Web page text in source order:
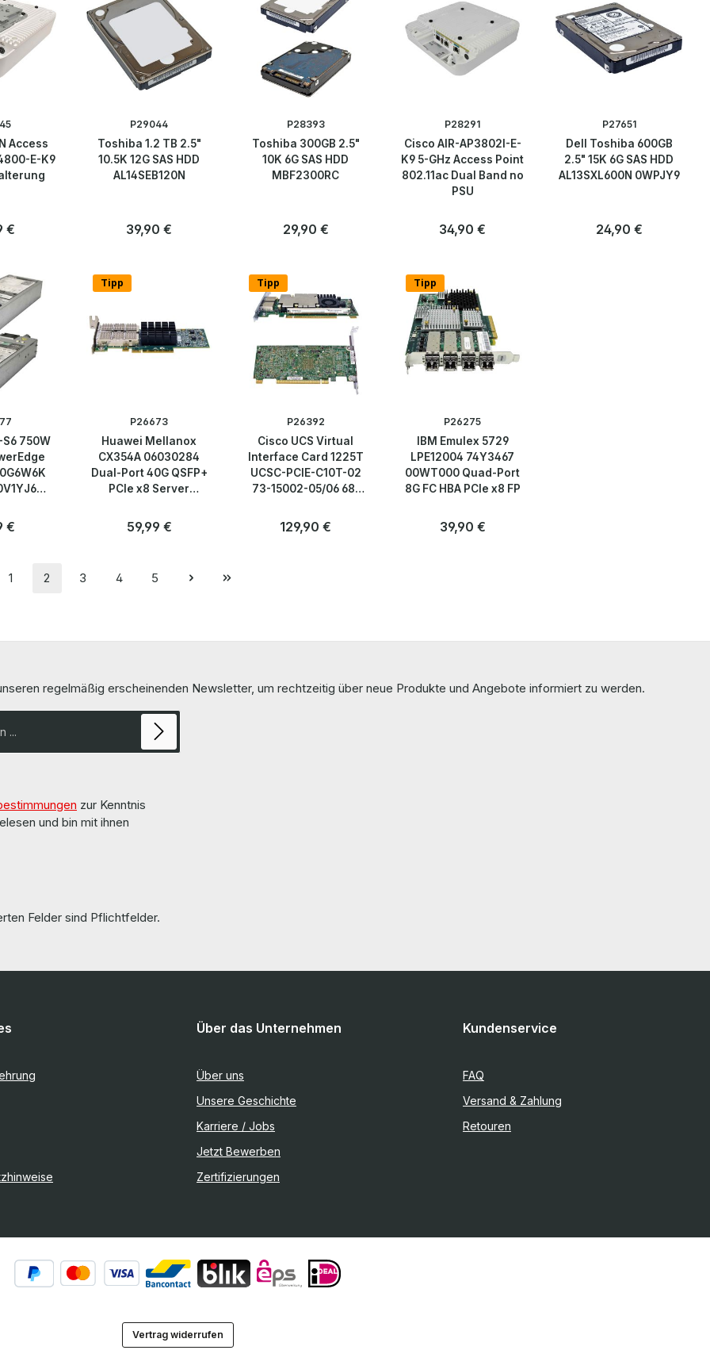
Access
E-K9
Preis:
€
P29044
Toshiba 1.2 TB 2.5"
10.5K 12G SAS HDD
AL14SEB120N
Regulärer Preis:
39,90 €
P28393
Toshiba 300GB 2.5"
10K 6G SAS HDD
MBF2300RC
Regulärer Preis:
29,90 €
P28291
Cisco AIR-AP3802I-E-
K9 5-GHz Access Point
802.11ac Dual Band no
PSU
Regulärer Preis:
34,90 €
P27651
Dell Toshiba 600GB
2.5" 15K 6G SAS HDD
AL13SXL600N 0WPJY9
Regulärer Preis:
24,90 €
S6 750W
Preis:
€
Tipp
P26673
Huawei Mellanox
CX354A 06030284
Dual-Port 40G QSFP+
PCIe x8 Server
Regulärer Preis:
59,99 €
Tipp
P26392
Cisco UCS Virtual
Interface Card 1225T
UCSC-PCIE-C10T-02
73-15002-05/06 68-
Port
Regulärer Preis:
129,90 €
Tipp
P26275
IBM Emulex 5729
LPE12004 74Y3467
00WT000 Quad-Port
8G FC HBA PCIe x8 FP
Regulärer Preis:
39,90 €
Seite
1 Seite
2 Seite
3 Seite
4 Seite
5
regelmäßig erscheinenden Newsletter, um rechtzeitig über neue Produkte und Angebote informiert zu werden.
zur Kenntnis
und bin mit ihnen
Felder sind Pflichtfelder.
Über das Unternehmen
Über uns
Unsere Geschichte
Karriere / Jobs
Jetzt Bewerben
Zertifizierungen
Kundenservice
FAQ
Versand & Zahlung
Retouren
Vertrag widerrufen